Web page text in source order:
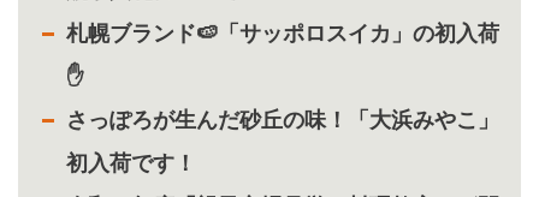
札幌ブランド🍉「サッポロスイカ」の初入荷
✋
さっぽろが生んだ砂丘の味！「大浜みやこ」
初入荷です！